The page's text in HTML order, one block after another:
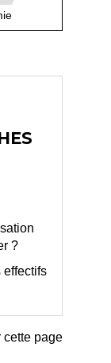
?
effectifs
cette page